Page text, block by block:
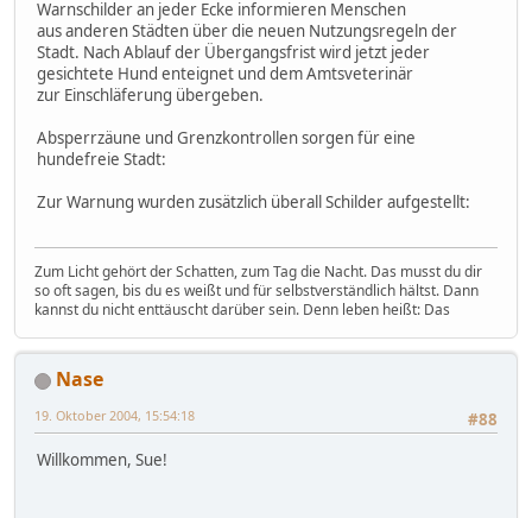
Warnschilder an jeder Ecke informieren Menschen
aus anderen Städten über die neuen Nutzungsregeln der
Stadt. Nach Ablauf der Übergangsfrist wird jetzt jeder
gesichtete Hund enteignet und dem Amtsveterinär
zur Einschläferung übergeben.
Absperrzäune und Grenzkontrollen sorgen für eine
hundefreie Stadt:
Zur Warnung wurden zusätzlich überall Schilder aufgestellt:
Zum Licht gehört der Schatten, zum Tag die Nacht. Das musst du dir
so oft sagen, bis du es weißt und für selbstverständlich hältst. Dann
kannst du nicht enttäuscht darüber sein. Denn leben heißt: Das
Nase
#88
19. Oktober 2004, 15:54:18
Willkommen, Sue!